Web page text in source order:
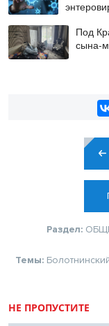
Под
сына-
Раздел:
Темы:
НЕ ПРОПУСТИТЕ